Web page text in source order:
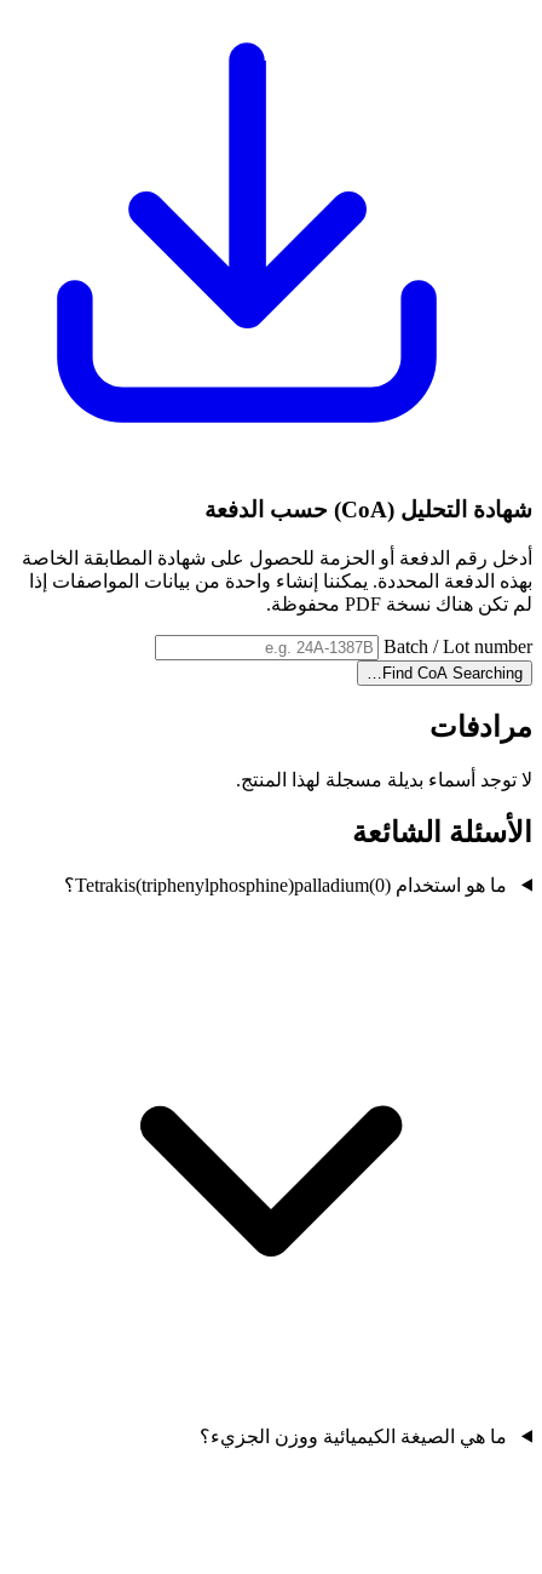
شهادة التحليل (CoA) حسب الدفعة
أدخل رقم الدفعة أو الحزمة للحصول على شهادة المطابقة الخاصة
بهذه الدفعة المحددة. يمكننا إنشاء واحدة من بيانات المواصفات إذا
لم تكن هناك نسخة PDF محفوظة.
Batch / Lot number
Find CoA Searching…
مرادفات
لا توجد أسماء بديلة مسجلة لهذا المنتج.
الأسئلة الشائعة
ما هو استخدام Tetrakis(triphenylphosphine)palladium(0)؟
ما هي الصيغة الكيميائية ووزن الجزيء؟